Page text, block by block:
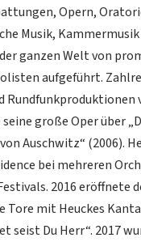
Opern,
Musik, Kammermusik
ganzen Welt von
aufgeführt.
Rundfunkproduktionen
große Oper über
Auschwitz“ (2006).
bei mehreren
2016 eröffnete
Tore mit Heuckes
seist Du Herr“. 2017